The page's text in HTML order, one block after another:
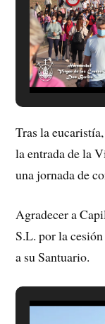
Tras la
la entrada de la
una jornada de
Agradecer a
S.L. por la
a su Santuario.